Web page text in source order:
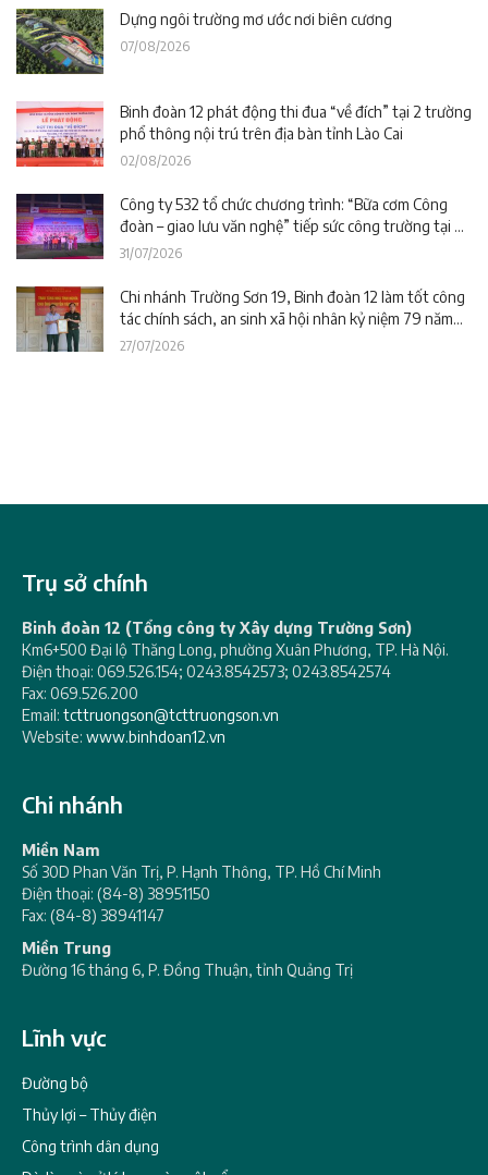
Dựng ngôi trường mơ ước nơi biên cương
07/08/2026
Binh đoàn 12 phát động thi đua “về đích” tại 2 trường
phổ thông nội trú trên địa bàn tỉnh Lào Cai
02/08/2026
Công ty 532 tổ chức chương trình: “Bữa cơm Công
đoàn – giao lưu văn nghệ” tiếp sức công trường tại dự
án Trường phổ thông nội trú liên cấp La Êê (TP. Đà
31/07/2026
Chi nhánh Trường Sơn 19, Binh đoàn 12 làm tốt công
tác chính sách, an sinh xã hội nhân kỷ niệm 79 năm
Ngày Thương binh – Liệt sĩ
27/07/2026
Trụ sở chính
Binh đoàn 12 (Tổng công ty Xây dựng Trường Sơn)
Km6+500 Đại lộ Thăng Long, phường Xuân Phương, TP. Hà Nội.
Điện thoại: 069.526.154; 0243.8542573; 0243.8542574
Fax: 069.526.200
Email: tcttruongson@tcttruongson.vn
Website: www.binhdoan12.vn
Chi nhánh
Miền Nam
Số 30D Phan Văn Trị, P. Hạnh Thông, TP. Hồ Chí Minh
Điện thoại: (84-8) 38951150
Fax: (84-8) 38941147
Miền Trung
Đường 16 tháng 6, P. Đồng Thuận, tỉnh Quảng Trị
Lĩnh vực
Đường bộ
Thủy lợi – Thủy điện
Công trình dân dụng